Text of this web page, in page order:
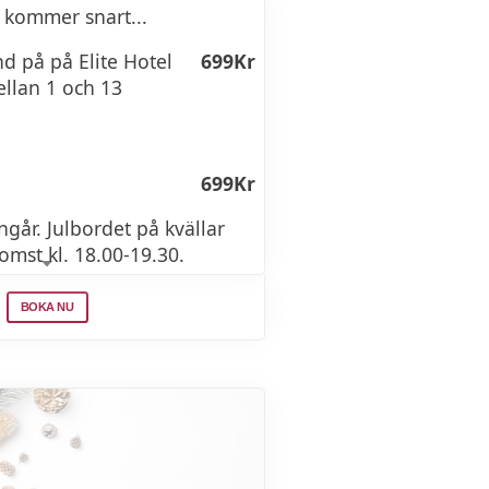
(3-4 bitar)
4 bitar)
g)
med julens
kallrökt lax, räksallad,
rödbetssallad,
lökkorv, varmrökt lax,
kavring mm
snart...
på på Elite Hotel
1 och 13
699Kr
699Kr
Julbordet på kvällar
kl. 18.00-19.30.
13.00.
BOKA NU